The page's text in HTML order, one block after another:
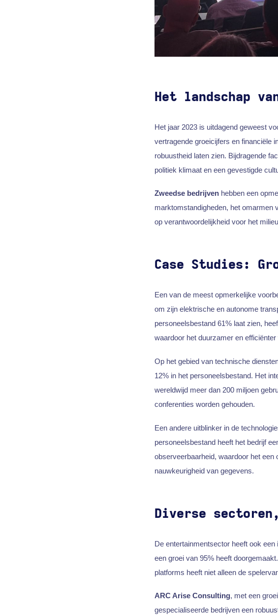
Het landschap
Het jaar 2023 is uitdagend geweest
vertragende groeicijfers en financiële
robuustheid laten zien. Bijdragende
politiek klimaat en een gevestigde
Zweedse bedrijvenhebben een
marktomstandigheden, het omarmen
op verantwoordelijkheid voor het
Case Studies:
Een van de meest opmerkelijke
om zijn elektrische en autonome
personeelsbestand 61% laat zien,
waardoor het duurzamer en efficiënter
Op het gebied van technische
12% in het personeelsbestand. Het
wereldwijd meer dan 200 miljoen
conferenties worden gehouden.
Een andere uitblinker in de
personeelsbestand heeft het bedrijf
observeerbaarheid, waardoor het
nauwkeurigheid van gegevens.
Diverse
De entertainmentsector heeft ook
een groei van 95% heeft
platforms heeft niet alleen de
ARC Arise Consulting, met een
gespecialiseerde bedrijven een